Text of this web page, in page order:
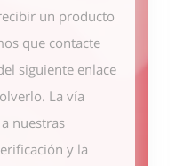
un producto
que contacte
siguiente enlace
La vía
nuestras
y la